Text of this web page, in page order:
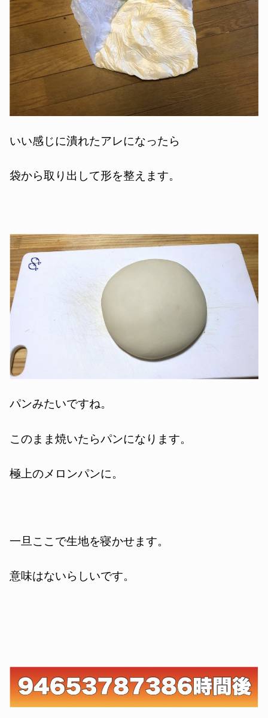
いい感じに潰れたアレになったら
袋から取り出して形を整えます。
パンみたいですね。
このまま焼いたらパンになります。
極上のメロンパンに。
一旦ここで生地を寝かせます。
意味はないらしいです。